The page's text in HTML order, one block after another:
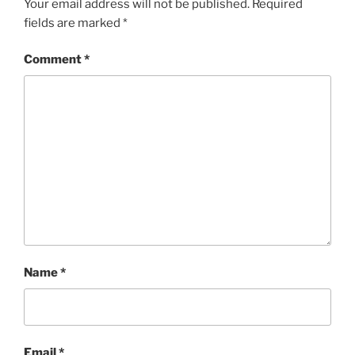
Your email address will not be published. Required
fields are marked *
Comment*
Name*